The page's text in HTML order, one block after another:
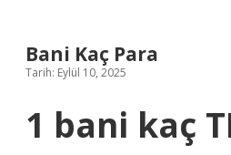
Bani Kaç Para
Tarih: Eylül 10, 2025
1 bani kaç